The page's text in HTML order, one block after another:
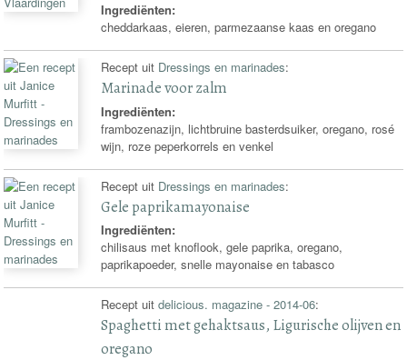
Ingrediënten:
cheddarkaas, eieren, parmezaanse kaas en oregano
Recept uit Dressings en marinades:
Marinade voor zalm
Ingrediënten:
frambozenazijn, lichtbruine basterdsuiker, oregano, rosé
wijn, roze peperkorrels en venkel
Recept uit Dressings en marinades:
Gele paprikamayonaise
Ingrediënten:
chilisaus met knoflook, gele paprika, oregano,
paprikapoeder, snelle mayonaise en tabasco
Recept uitdelicious. magazine - 2014-06:
Spaghetti met gehaktsaus, Ligurische olijven en
oregano